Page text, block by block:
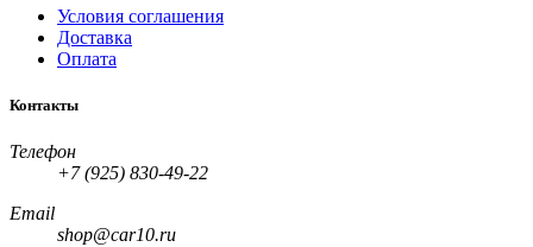
Условия соглашения
Доставка
Оплата
Контакты
Телефон
+7 (925) 830-49-22
Email
shop@car10.ru